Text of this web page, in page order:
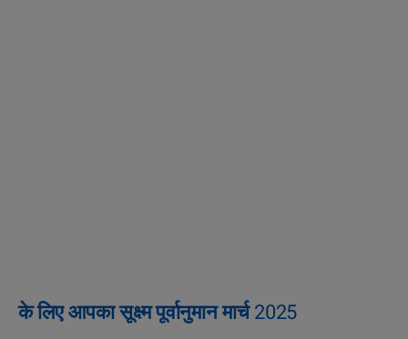
के लिए आपका सूक्ष्म पूर्वानुमान मार्च 2025